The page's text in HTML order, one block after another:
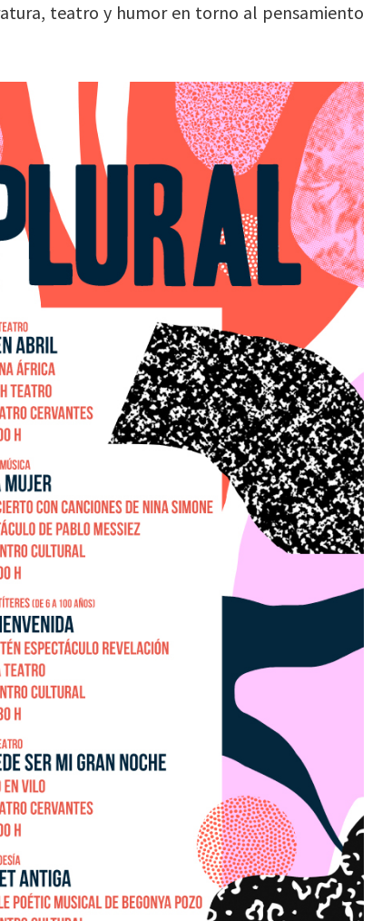
teatro y humor en torno al pensamiento